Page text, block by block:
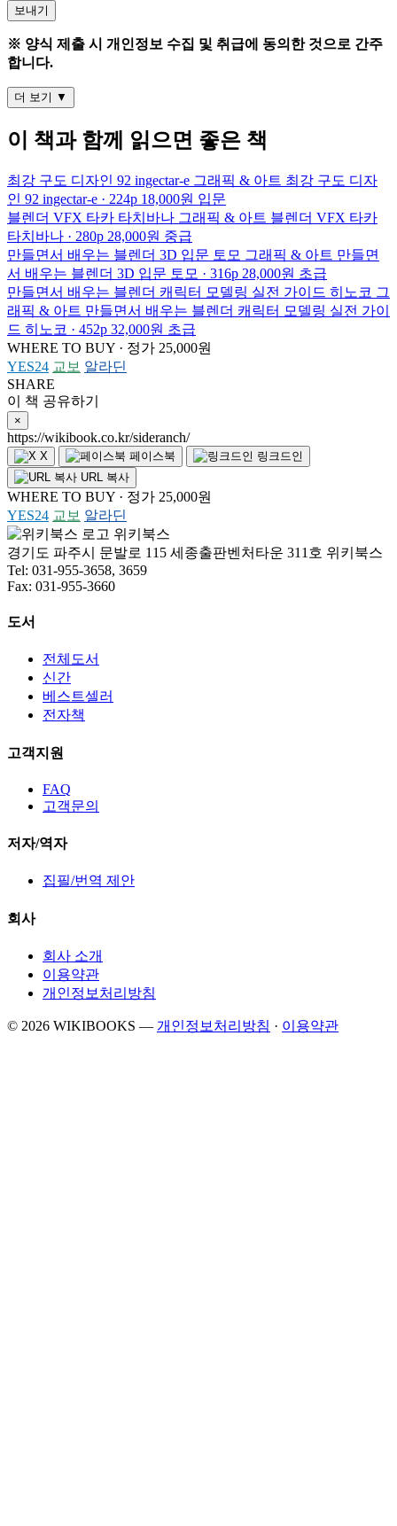
※ 양식 제출 시 개인정보 수집 및 취급에 동의한 것으로 간주
합니다.
더 보기 ▼
이 책과 함께 읽으면 좋은 책
최강 구도 디자인 92 ingectar-e 그래픽 & 아트 최강 구도 디자
인 92 ingectar-e · 224p 18,000원 입문
블렌더 VFX 타카 타치바나 그래픽 & 아트 블렌더 VFX 타카
타치바나 · 280p 28,000원 중급
만들면서 배우는 블렌더 3D 입문 토모 그래픽 & 아트 만들면
서 배우는 블렌더 3D 입문 토모 · 316p 28,000원 초급
만들면서 배우는 블렌더 캐릭터 모델링 실전 가이드 히노코 그
래픽 & 아트 만들면서 배우는 블렌더 캐릭터 모델링 실전 가이
드 히노코 · 452p 32,000원 초급
WHERE TO BUY · 정가 25,000원
YES24 교보 알라딘
SHARE
이 책 공유하기
×
https://wikibook.co.kr/sideranch/
X 페이스북
링크드인
URL 복사
WHERE TO BUY · 정가 25,000원
YES24 교보 알라딘
위키북스
경기도 파주시 문발로 115 세종출판벤처타운 311호 위키북스
Tel: 031-955-3658, 3659
Fax: 031-955-3660
도서
전체도서
신간
베스트셀러
전자책
고객지원
FAQ
고객문의
저자/역자
집필/번역 제안
회사
회사 소개
이용약관
개인정보처리방침
© 2026 WIKIBOOKS — 개인정보처리방침 · 이용약관